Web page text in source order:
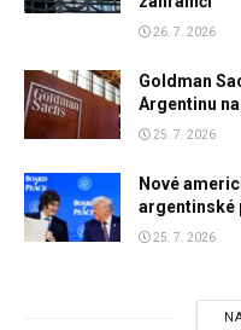
26. 7. 2026
Goldman
Argentinu
25. 7. 2026
Nové
argentinské
25. 7. 2026